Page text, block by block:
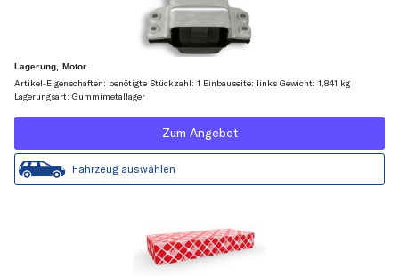
Lagerung, Motor
Artikel-Eigenschaften: benötigte Stückzahl: 1 Einbauseite: links Gewicht: 1,841 kg
Lagerungsart: Gummimetallager
Zum Angebot
Fahrzeug auswählen